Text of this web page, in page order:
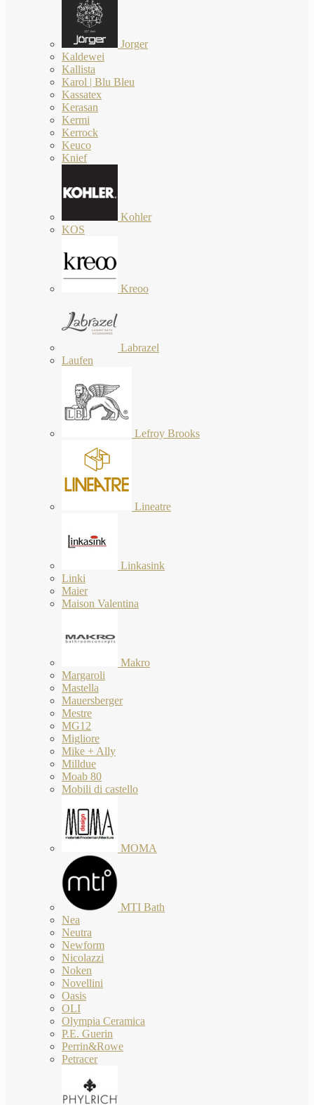
Jorger
Kaldewei
Kallista
Karol | Blu Bleu
Kassatex
Kerasan
Kermi
Kerrock
Keuco
Knief
Kohler
KOS
Kreoo
Labrazel
Laufen
Lefroy Brooks
Lineatre
Linkasink
Linki
Maier
Maison Valentina
Makro
Margaroli
Mastella
Mauersberger
Mestre
MG12
Migliore
Mike + Ally
Milldue
Moab 80
Mobili di castello
MOMA
MTI Bath
Nea
Neutra
Newform
Nicolazzi
Noken
Novellini
Oasis
OLI
Olympia Ceramica
P.E. Guerin
Perrin&Rowe
Petracer